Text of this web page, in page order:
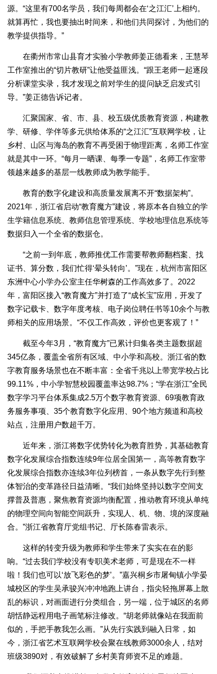
源。“这里有700名学员，我们每周都会在‘之江汇’上相约。
就算再忙，我也要抽出时间来，和他们共同探讨，为他们的
教学提供指导。”
在衢州市常山县育才实验小学教师姜正德看来，王慧琴
工作室推出的“切片教研”让他受益匪浅。“跟王老师一起逐段
分析课堂实录，我才发现之前对学生的提问缺乏启发式引
导。”姜正德告诉记者。
汇聚国家、省、市、县、校五级优质教育资源，构建教
学、研修、学伴等多元供给体系的“之江汇”互联网学校，让
乡村、山区与海岛的教育不再受困于物理距离，名师工作室
就是其中一环。“每月一晒课、每季一专题”，名师工作室带
领越来越多的基层一线教师成为教学能手。
教育的数字化建设和高质量发展离不开“数据架构”。
2021年，浙江省启动“教育魔方”建设，将原本各自独立的学
生学籍信息系统、教师信息管理系统、学校地理信息系统等
数据归入一个全省的数据仓。
“之前一到年底，教师推优工作需要帮教师翻档案、找
证书、算分数，我们忙得‘晕头转向’。”现在，杭州市富阳区
东洲中心小学办公室主任华树森的工作高效多了。2022
年，富阳区接入“教育魔方”并打造了“成长宝”应用，开发了
数字记载卡、数字年度考核、电子岗位聘任书等10余个与教
师相关的应用场景。“不仅工作高效，评价也更客观了！”
截至今年3月，“教育魔方”已累计归集各类主题数据超
345亿条，覆盖全省所有区域、中小学和高校。浙江省的数
字教育服务场景也在不断丰富：全省千兆以上带宽学校占比
99.11%，中小学智慧校园覆盖率达98.7%；“学在浙江”全民
数字学习平台体系集成2.5万个数字教育资源、69项教育政
务服务事项、35个教育数字化应用、90个地方频道和高校
站点，注册用户数超千万。
近年来，浙江将数字优势转化为教育胜势，其基础教育
数字化发展综合指数连续9年位居全国第一，高等教育数字
化发展综合指数亦连续3年位列榜首，一条从数字先行到整
体智治的变革路径日益清晰。“我们始终坚持以数字空间支
撑普及普惠，聚焦教育资源均衡配置，推动教育环境从单纯
的物理空间向智能空间跃升，实现人、机、物、境的深度融
合。”浙江省教育厅党组书记、厅长陈春雷表示。
这样的转变升级为教师和学生带来了实实在在的影
响。“过去我们学校没有专职美术老师，可是现在不一样
啦！我们也可以‘放飞彩色的梦’。”嘉兴桐乡市屠甸镇小学晏
城校区的学生吴承骏兴冲冲地跑上讲台，指尖轻拖屏幕上散
乱的标识，对画面进行分类组合，另一端，位于城区的名师
胡恬静远程用电子画笔标注修改。“胡老师就像站在我面前
似的，手把手教我怎么画。”从先行实践到融入日常，如
今，浙江省艺术互联网学校会聚在线教师3000余人，结对
班级3890对，有效破解了乡村美育师资不足的难题。